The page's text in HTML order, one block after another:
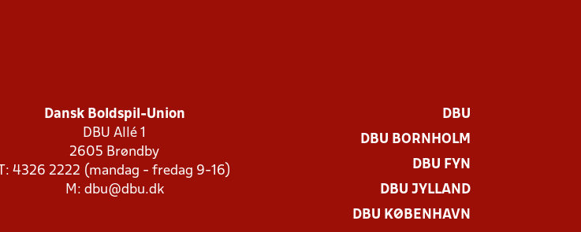
Dansk Boldspil-Union
DBU Allé 1
2605 Brøndby
T: 4326 2222 (mandag - fredag 9-16)
M: dbu@dbu.dk
DBU
DBU BORNHOLM
DBU FYN
DBU JYLLAND
DBU KØBENHAVN